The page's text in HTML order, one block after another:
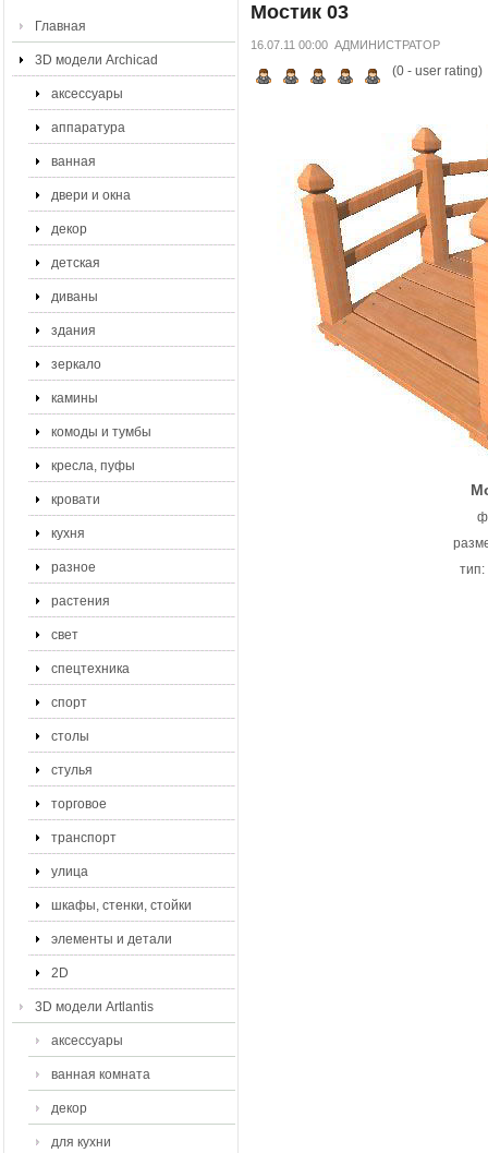
Главная
3D модели Archicad
аксессуары
аппаратура
ванная
двери и окна
декор
детская
диваны
здания
зеркало
камины
комоды и тумбы
кресла, пуфы
кровати
кухня
разное
растения
свет
спецтехника
спорт
столы
стулья
торговое
транспорт
улица
шкафы, стенки, стойки
элементы и детали
2D
3D модели Artlantis
аксессуары
ванная комната
декор
для кухни
Мостик 03
16.07.11 00:00 АДМИНИСТРАТОР
(0- user rating)
тип: